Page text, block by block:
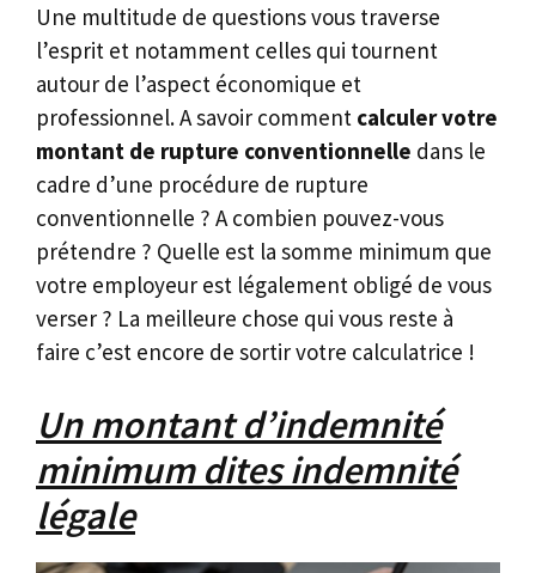
Une multitude de questions vous traverse
l’esprit et notamment celles qui tournent
autour de l’aspect économique et
professionnel. A savoir comment calculer votre
montant de rupture conventionnelle dans le
cadre d’une procédure de rupture
conventionnelle ? A combien pouvez-vous
prétendre ? Quelle est la somme minimum que
votre employeur est légalement obligé de vous
verser ? La meilleure chose qui vous reste à
faire c’est encore de sortir votre calculatrice !
Un montant d’indemnité
minimum dites indemnité
légale